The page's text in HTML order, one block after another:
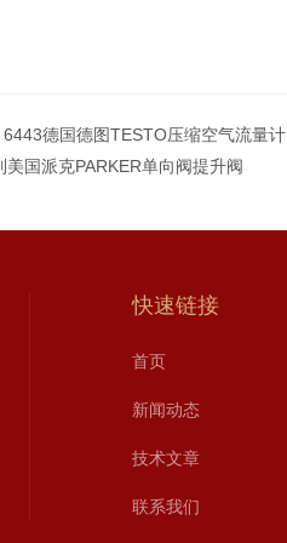
德国德图TESTO压缩空气流量计
美国派克PARKER单向阀提升阀
快速链接
首页
新闻动态
技术文章
联系我们